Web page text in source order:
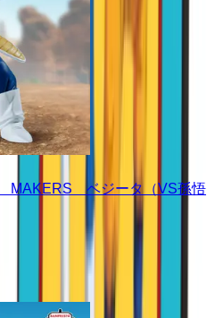
MAKERS ベジータ（VS孫悟